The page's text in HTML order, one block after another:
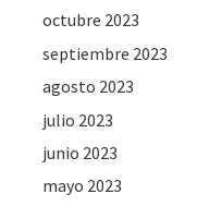
octubre 2023
septiembre 2023
agosto 2023
julio 2023
junio 2023
mayo 2023